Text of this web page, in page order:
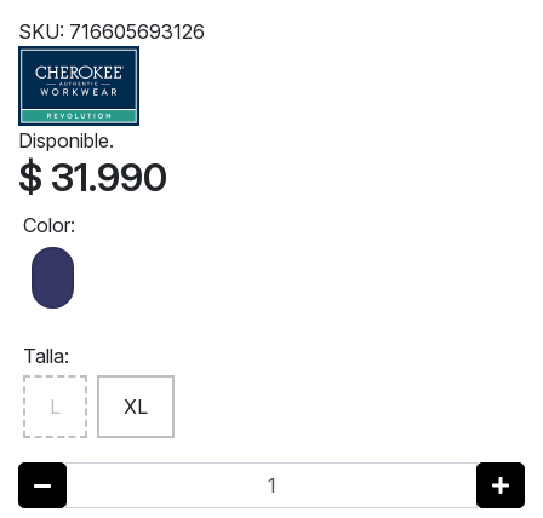
SKU: 716605693126
Disponible.
$ 31.990
Color:
Talla:
L XL